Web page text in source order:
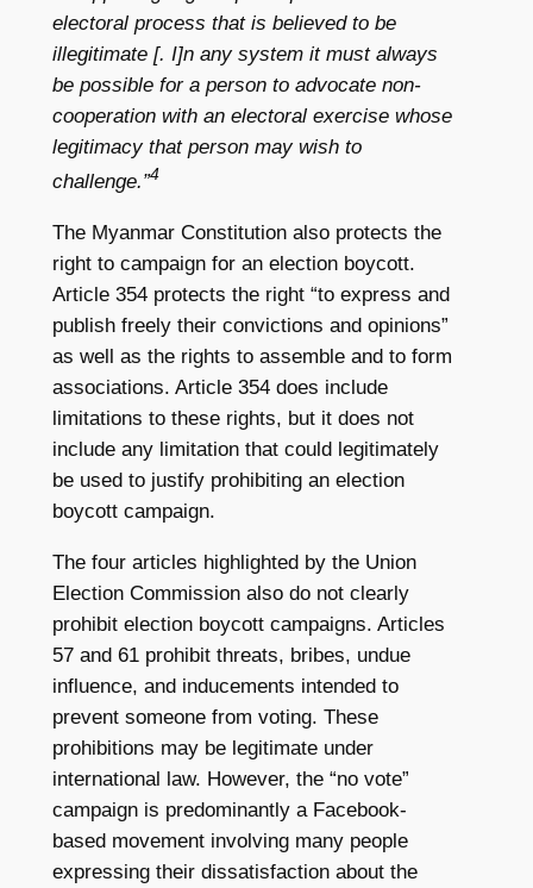
electoral process that is believed to be
illegitimate [. I]n any system it must always
be possible for a person to advocate non-
cooperation with an electoral exercise whose
legitimacy that person may wish to
challenge.”4
The Myanmar Constitution also protects the
right to campaign for an election boycott.
Article 354 protects the right “to express and
publish freely their convictions and opinions”
as well as the rights to assemble and to form
associations. Article 354 does include
limitations to these rights, but it does not
include any limitation that could legitimately
be used to justify prohibiting an election
boycott campaign.
The four articles highlighted by the Union
Election Commission also do not clearly
prohibit election boycott campaigns. Articles
57 and 61 prohibit threats, bribes, undue
influence, and inducements intended to
prevent someone from voting. These
prohibitions may be legitimate under
international law. However, the “no vote”
campaign is predominantly a Facebook-
based movement involving many people
expressing their dissatisfaction about the